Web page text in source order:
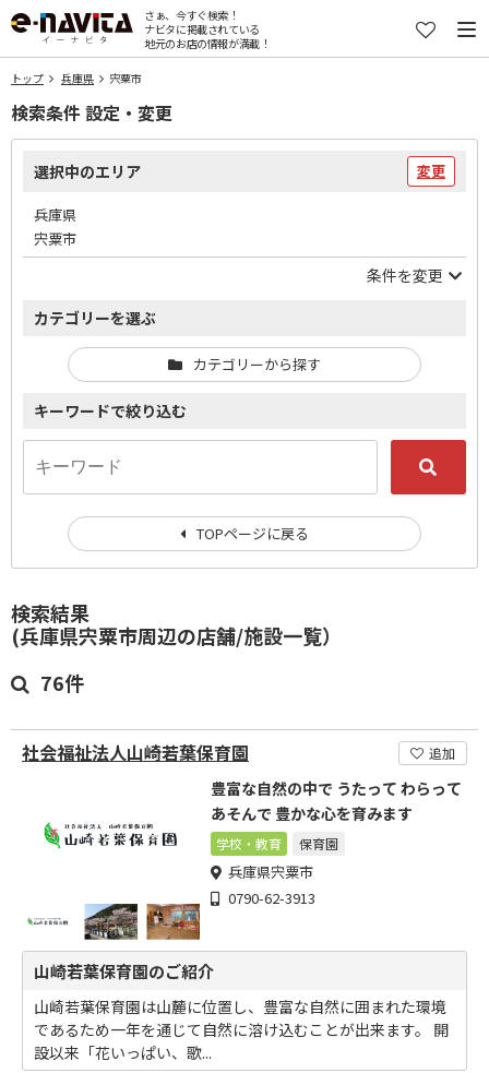
さぁ、今すぐ検索！
ナビタに掲載されている
地元のお店の情報が満載！
トップ 兵庫県 宍粟市
検索結果
(兵庫県宍粟市周辺の店舗/施設一覧）
76件
社会福祉法人山崎若葉保育園 追加
豊富な自然の中で うたって わらって
あそんで 豊かな心を育みます
学校・教育 保育園
兵庫県宍粟市
0790-62-3913
山崎若葉保育園のご紹介
山崎若葉保育園は山麓に位置し、豊富な自然に囲まれた環境
であるため一年を通じて自然に溶け込むことが出来ます。 開
設以来「花いっぱい、歌...
検索条件 設定・変更
選択中のエリア 変更
兵庫県
宍粟市
条件を変更
カテゴリーを選ぶ
カテゴリーから探す
キーワードで絞り込む
TOPページに戻る